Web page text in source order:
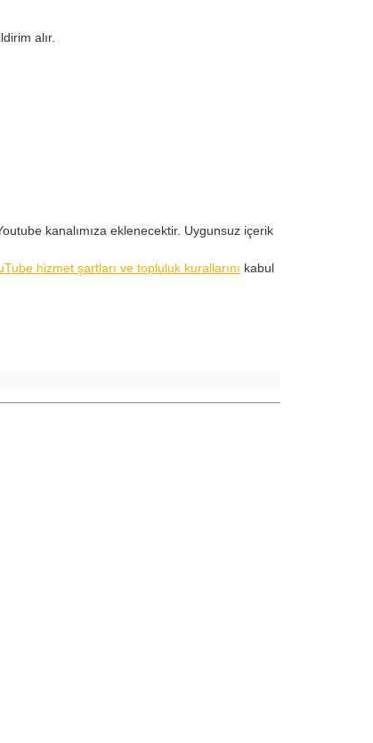
alır.
kanalımıza eklenecektir. Uygunsuz içerik
hizmet şartları ve topluluk kurallarını kabul